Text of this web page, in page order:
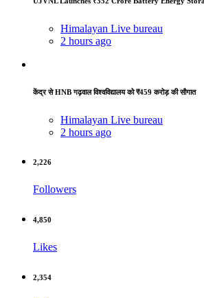
Himalayan Live bureau
2 hours ago
केंद्र से HNB गढ़वाल विश्वविद्यालय को ₹459 करोड़ की सौगात
Himalayan Live bureau
2 hours ago
2,226
Followers
4,850
Likes
2,354